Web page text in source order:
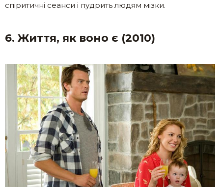
спіритичні сеанси і пудрить людям мізки.
6. Життя, як воно є (2010)